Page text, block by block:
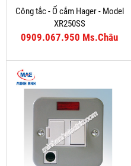
Công tắc - Ổ cắm Hager - Model
XR250SS
0909.067.950 Ms.Châu